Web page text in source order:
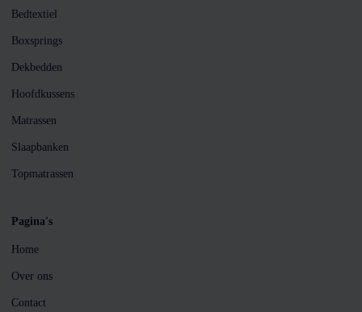
Bedtextiel
Boxsprings
Dekbedden
Hoofdkussens
Matrassen
Slaapbanken
Topmatrassen
Pagina's
Home
Over ons
Contact